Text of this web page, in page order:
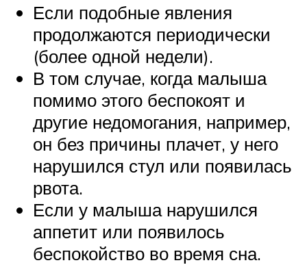
Если подобные явления
продолжаются периодически
(более одной недели).
В том случае, когда малыша
помимо этого беспокоят и
другие недомогания, например,
он без причины плачет, у него
нарушился стул или появилась
рвота.
Если у малыша нарушился
аппетит или появилось
беспокойство во время сна.